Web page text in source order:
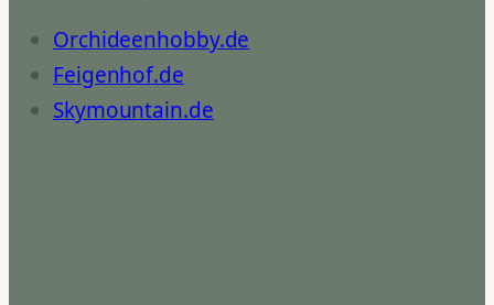
Orchideenhobby.de
Feigenhof.de
Skymountain.de